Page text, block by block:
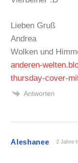
Lieben Gruß
Andrea
Wolken und
anderen-
thursday-cover-
Antworten
Aleshanee 2 Jahre